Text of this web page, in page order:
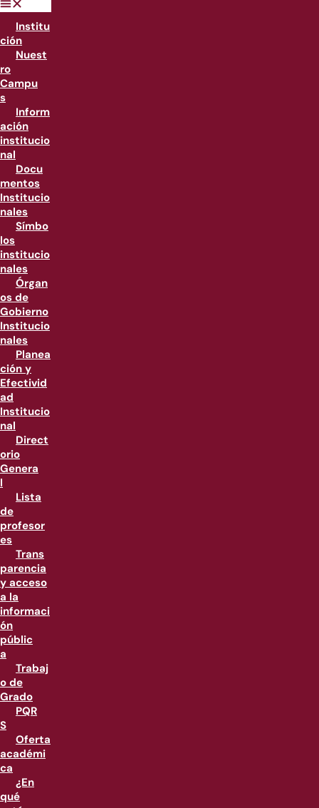
Institu
ción
Nuest
ro
Campu
s
Inform
ación
institucio
nal
Docu
mentos
Institucio
nales
Símbo
los
institucio
nales
Órgan
os de
Gobierno
Institucio
nales
Planea
ción y
Efectivid
ad
Institucio
nal
Direct
orio
Genera
l
Lista
de
profesor
es
Trans
parencia
y acceso
a la
informaci
ón
públic
a
Trabaj
o de
Grado
PQR
S
Oferta
académi
ca
¿En
qué